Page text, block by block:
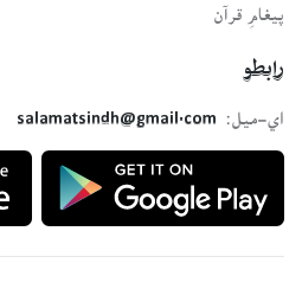
پيغامِ قرآن
رابطو
اي-ميل:
salamatsindh@gmail.com